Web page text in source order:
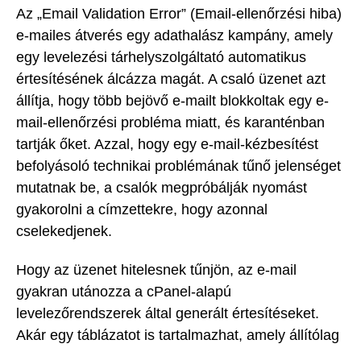
Az „Email Validation Error” (Email-ellenőrzési hiba)
e-mailes átverés egy adathalász kampány, amely
egy levelezési tárhelyszolgáltató automatikus
értesítésének álcázza magát. A csaló üzenet azt
állítja, hogy több bejövő e-mailt blokkoltak egy e-
mail-ellenőrzési probléma miatt, és karanténban
tartják őket. Azzal, hogy egy e-mail-kézbesítést
befolyásoló technikai problémának tűnő jelenséget
mutatnak be, a csalók megpróbálják nyomást
gyakorolni a címzettekre, hogy azonnal
cselekedjenek.
Hogy az üzenet hitelesnek tűnjön, az e-mail
gyakran utánozza a cPanel-alapú
levelezőrendszerek által generált értesítéseket.
Akár egy táblázatot is tartalmazhat, amely állítólag